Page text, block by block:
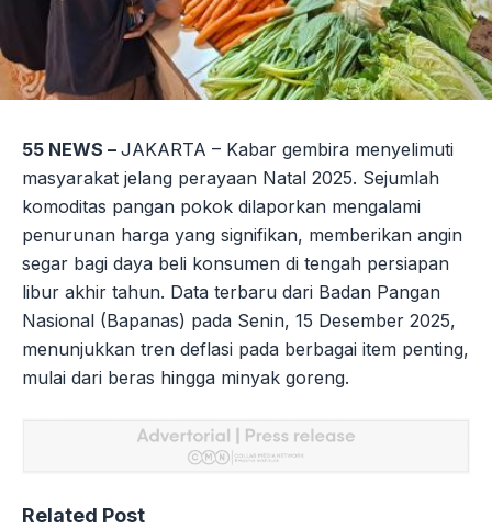
55 NEWS – JAKARTA – Kabar gembira menyelimuti
masyarakat jelang perayaan Natal 2025. Sejumlah
komoditas pangan pokok dilaporkan mengalami
penurunan harga yang signifikan, memberikan angin
segar bagi daya beli konsumen di tengah persiapan
libur akhir tahun. Data terbaru dari Badan Pangan
Nasional (Bapanas) pada Senin, 15 Desember 2025,
menunjukkan tren deflasi pada berbagai item penting,
mulai dari beras hingga minyak goreng.
Related Post